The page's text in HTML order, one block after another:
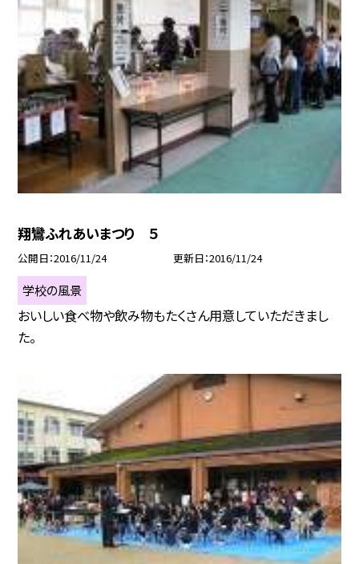
翔鸞ふれあいまつり ５
公開日 2016/11/24 更新日 2016/11/24
学校の風景
おいしい食べ物や飲み物もたくさん用意していただきまし
た。